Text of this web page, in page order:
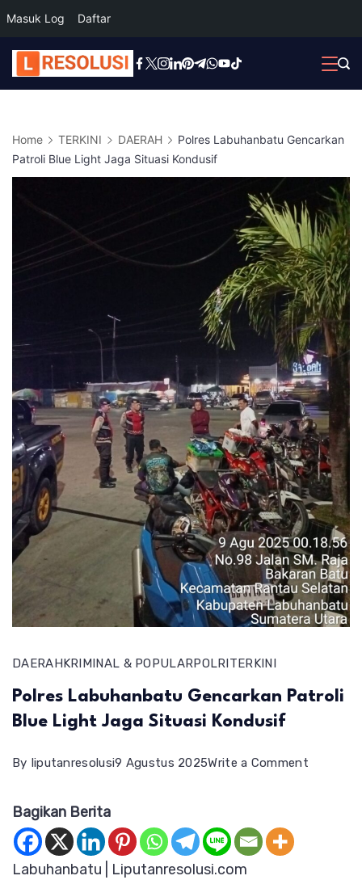
Masuk Log Daftar
Skip
to
Home TERKINI DAERAH
Polres Labuhanbatu Gencarkan
Patroli Blue Light Jaga Situasi Kondusif
DAERAH KRIMINAL & POPULARPOLRI TERKINI
Polres Labuhanbatu Gencarkan Patroli
Blue Light Jaga Situasi Kondusif
By liputanresolusi9 Agustus 2025Write a Commenton
Bagikan Berita
Labuhanbatu | Liputanresolusi.com